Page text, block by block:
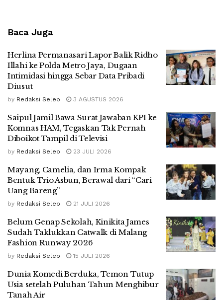
Baca Juga
Herlina Permanasari Lapor Balik Ridho
Illahi ke Polda Metro Jaya, Dugaan
Intimidasi hingga Sebar Data Pribadi
Diusut
by Redaksi Seleb 3 AGUSTUS 2026
Saipul Jamil Bawa Surat Jawaban KPI ke
Komnas HAM, Tegaskan Tak Pernah
Diboikot Tampil di Televisi
by Redaksi Seleb 23 JULI 2026
Mayang, Camelia, dan Irma Kompak
Bentuk Trio Asbun, Berawal dari “Cari
Uang Bareng”
by Redaksi Seleb 21 JULI 2026
Belum Genap Sekolah, Kinikita James
Sudah Taklukkan Catwalk di Malang
Fashion Runway 2026
by Redaksi Seleb 15 JULI 2026
Dunia Komedi Berduka, Temon Tutup
Usia setelah Puluhan Tahun Menghibur
Tanah Air